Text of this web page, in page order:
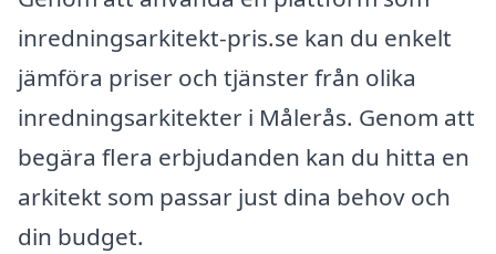
inredningsarkitekt-pris.se kan du enkelt
jämföra priser och tjänster från olika
inredningsarkitekter i Målerås. Genom att
begära flera erbjudanden kan du hitta en
arkitekt som passar just dina behov och
din budget.